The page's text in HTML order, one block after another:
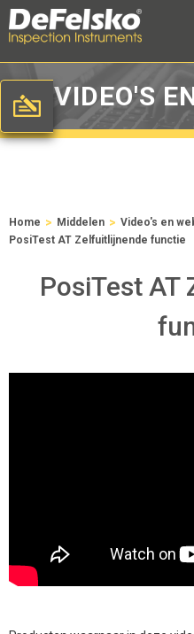
VIDEO'S
Home > Middelen > Video's en
PosiTest AT Zelfuitlijnende functie
PosiTest